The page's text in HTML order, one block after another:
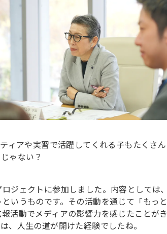
ィアや実習で活躍してくれる子もたくさん
ゃない？
ジェクトに参加しました。内容としては、
いうものです。その活動を通じて「もっと
活動でメディアの影響力を感じたことがき
、人生の道が開けた経験でしたね。